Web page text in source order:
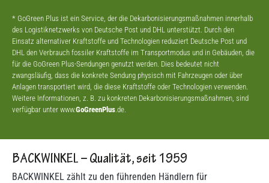
* GoGreen Plus ist ein Service, der die Dekarbonisierungsmaßnahmen innerhalb
des Logistiknetzwerks von Deutsche Post und DHL unterstützt. Durch den
Einsatz alternativer Kraftstoffe und Technologien reduziert Deutsche Post und
DHL den Verbrauch fossiler Kraftstoffe im Transportmodus und in Gebäuden, die
für die GoGreen Plus-Sendungen genutzt werden. Dies bedeutet nicht
zwangsläufig, dass die konkrete Sendung physisch mit Fahrzeugen oder über
Anlagen transportiert wird, die diese Kraftstoffe oder Technologien verwenden.
Weitere Informationen, z. B. zu konkreten Dekarbonisierungsmaßnahmen, sind
verfügbar unter www.GoGreenPlus .de.
BACKWINKEL – Qualität, seit 1959
BACKWINKEL zählt zu den führenden Händlern für